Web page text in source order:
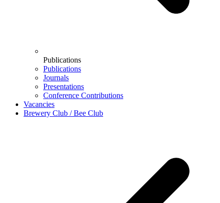
Publications
Publications
Journals
Presentations
Conference Contributions
Vacancies
Brewery Club / Bee Club